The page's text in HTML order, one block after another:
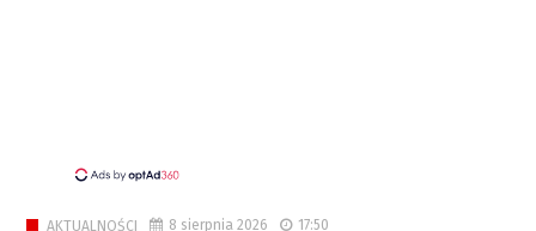
AKTUALNOŚCI 8 sierpnia 2026 17:50